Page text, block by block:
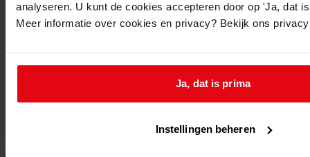
analyseren. U kunt de cookies accepteren door op 'Ja, dat
Meer informatie over cookies en privacy? Bekijk ons
Ja, dat is prima
Instellingen beheren
Inventaris
4. Rest partij
Verbouwen van de schuur, 2010
Datering: